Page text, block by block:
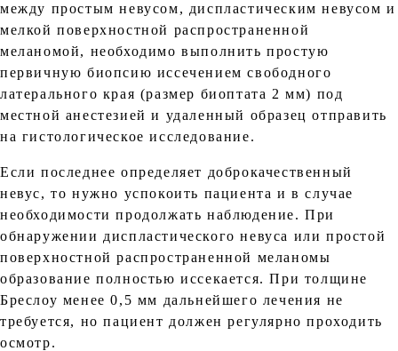
между простым невусом, диспластическим невусом и
мелкой поверхностной распространенной
меланомой, необходимо выполнить простую
первичную биопсию иссечением свободного
латерального края (размер биоптата 2 мм) под
местной анестезией и удаленный образец отправить
на гистологическое исследование.
Если последнее определяет доброкачественный
невус, то нужно успокоить пациента и в случае
необходимости продолжать наблюдение. При
обнаружении диспластического невуса или простой
поверхностной распространенной меланомы
образование полностью иссекается. При толщине
Бреслоу менее 0,5 мм дальнейшего лечения не
требуется, но пациент должен регулярно проходить
осмотр.